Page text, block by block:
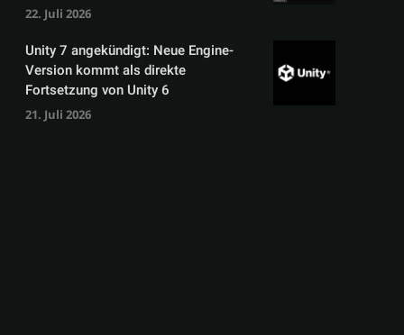
22. Juli 2026
Unity 7 angekündigt: Neue Engine-
Version kommt als direkte
Fortsetzung von Unity 6
21. Juli 2026